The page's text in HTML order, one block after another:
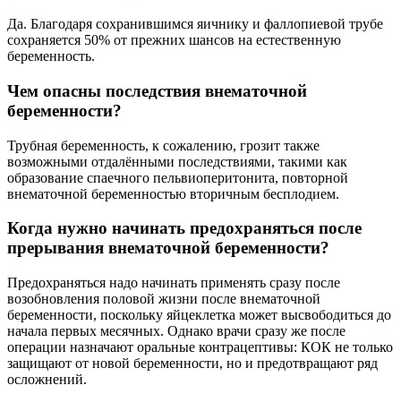
Да. Благодаря сохранившимся яичнику и фаллопиевой трубе
сохраняется 50% от прежних шансов на естественную
беременность.
Чем опасны последствия внематочной
беременности?
Трубная беременность, к сожалению, грозит также
возможными отдалёнными последствиями, такими как
образование спаечного пельвиоперитонита, повторной
внематочной беременностью вторичным бесплодием.
Когда нужно начинать предохраняться после
прерывания внематочной беременности?
Предохраняться надо начинать применять сразу после
возобновления половой жизни после внематочной
беременности, поскольку яйцеклетка может высвободиться до
начала первых месячных. Однако врачи сразу же после
операции назначают оральные контрацептивы: КОК не только
защищают от новой беременности, но и предотвращают ряд
осложнений.